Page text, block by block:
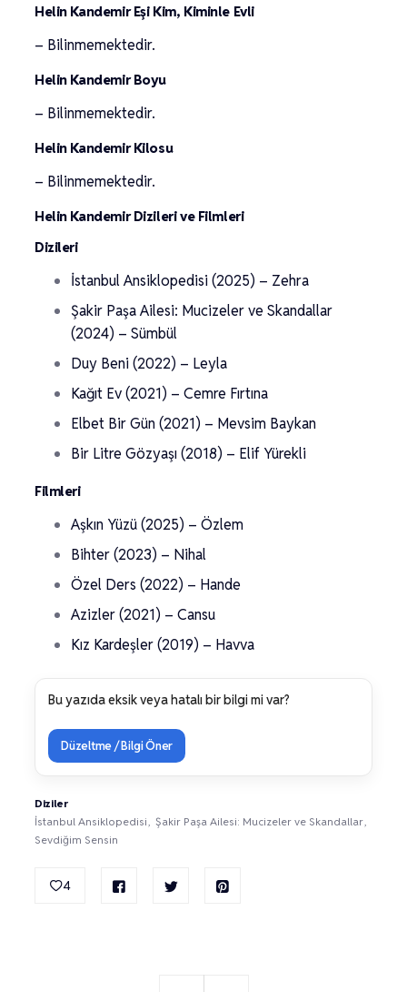
Helin Kandemir Eşi Kim, Kiminle Evli
– Bilinmemektedir.
Helin Kandemir Boyu
– Bilinmemektedir.
Helin Kandemir Kilosu
– Bilinmemektedir.
Helin Kandemir Dizileri ve Filmleri
Dizileri
İstanbul Ansiklopedisi (2025) – Zehra
Şakir Paşa Ailesi: Mucizeler ve Skandallar
(2024) – Sümbül
Duy Beni (2022) – Leyla
Kağıt Ev (2021) – Cemre Fırtına
Elbet Bir Gün (2021) – Mevsim Baykan
Bir Litre Gözyaşı (2018) – Elif Yürekli
Filmleri
Aşkın Yüzü (2025) – Özlem
Bihter (2023) – Nihal
Özel Ders (2022) – Hande
Azizler (2021) – Cansu
Kız Kardeşler (2019) – Havva
Bu yazıda eksik veya hatalı bir bilgi mi var?
Düzeltme / Bilgi Öner
Diziler
İstanbul Ansiklopedisi
Şakir Paşa Ailesi: Mucizeler ve Skandallar
Sevdiğim Sensin
4